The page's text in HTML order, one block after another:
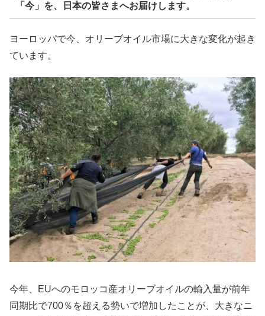
「今」を、日本の皆さまへお届けします。
ヨーロッパで今、オリーブオイル市場に大きな変化が起き
ています。
今年、EUへのモロッコ産オリーブオイルの輸入量が前年
同期比で700％を超える勢いで増加したことが、大きなニ